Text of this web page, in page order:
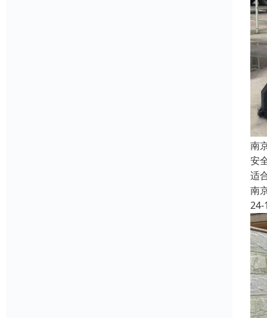
南
安
适
南
24-